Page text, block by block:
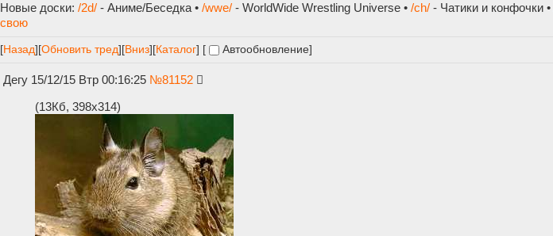
Новые доски: /2d/ - Аниме/Беседка • /wwe/ - WorldWide Wrestling Universe • /ch/ - Чатики и конфочки •
свою
[Назад] [Обновить тред] [Вниз][Каталог] [ Автообновление]
Дегу 15/12/15 Втр 00:16:25 №81152
(13Кб, 398x314)